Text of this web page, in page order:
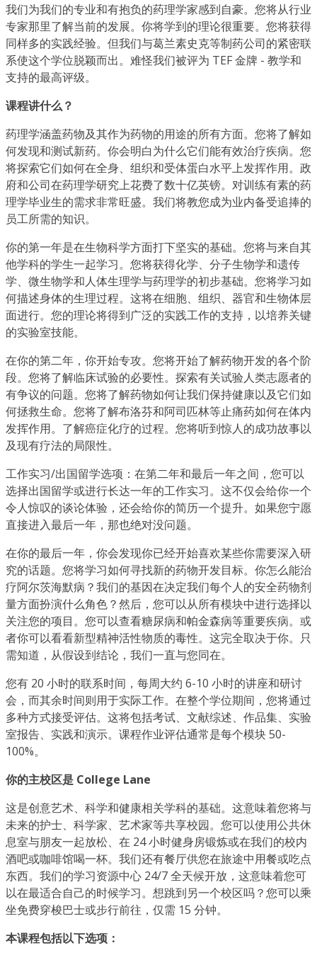
我们为我们的专业和有抱负的药理学家感到自豪。您将从行业
专家那里了解当前的发展。你将学到的理论很重要。您将获得
同样多的实践经验。但我们与葛兰素史克等制药公司的紧密联
系使这个学位脱颖而出。难怪我们被评为 TEF 金牌 - 教学和
支持的最高评级。
课程讲什么？
药理学涵盖药物及其作为药物的用途的所有方面。您将了解如
何发现和测试新药。你会明白为什么它们能有效治疗疾病。您
将探索它们如何在全身、组织和受体蛋白水平上发挥作用。政
府和公司在药理学研究上花费了数十亿英镑。对训练有素的药
理学毕业生的需求非常旺盛。我们将教您成为业内备受追捧的
员工所需的知识。
你的第一年是在生物科学方面打下坚实的基础。您将与来自其
他学科的学生一起学习。您将获得化学、分子生物学和遗传
学、微生物学和人体生理学与药理学的初步基础。您将学习如
何描述身体的生理过程。这将在细胞、组织、器官和生物体层
面进行。您的理论将得到广泛的实践工作的支持，以培养关键
的实验室技能。
在你的第二年，你开始专攻。您将开始了解药物开发的各个阶
段。您将了解临床试验的必要性。探索有关试验人类志愿者的
有争议的问题。您将了解药物如何让我们保持健康以及它们如
何拯救生命。您将了解布洛芬和阿司匹林等止痛药如何在体内
发挥作用。了解癌症化疗的过程。您将听到惊人的成功故事以
及现有疗法的局限性。
工作实习/出国留学选项：在第二年和最后一年之间，您可以
选择出国留学或进行长达一年的工作实习。这不仅会给你一个
令人惊叹的谈论体验，还会给你的简历一个提升。如果您宁愿
直接进入最后一年，那也绝对没问题。
在你的最后一年，你会发现你已经开始喜欢某些你需要深入研
究的话题。您将学习如何寻找新的药物开发目标。你怎么能治
疗阿尔茨海默病？我们的基因在决定我们每个人的安全药物剂
量方面扮演什么角色？然后，您可以从所有模块中进行选择以
关注您的项目。您可以查看糖尿病和帕金森病等重要疾病。或
者你可以看看新型精神活性物质的毒性。这完全取决于你。只
需知道，从假设到结论，我们一直与您同在。
您有 20 小时的联系时间，每周大约 6-10 小时的讲座和研讨
会，而其余时间则用于实际工作。在整个学位期间，您将通过
多种方式接受评估。这将包括考试、文献综述、作品集、实验
室报告、实践和演示。课程作业评估通常是每个模块 50-
100%。
你的主校区是 College Lane
这是创意艺术、科学和健康相关学科的基础。这意味着您将与
未来的护士、科学家、艺术家等共享校园。您可以使用公共休
息室与朋友一起放松、在 24 小时健身房锻炼或在我们的校内
酒吧或咖啡馆喝一杯。我们还有餐厅供您在旅途中用餐或吃点
东西。我们的学习资源中心 24/7 全天候开放，这意味着您可
以在最适合自己的时候学习。想跳到另一个校区吗？您可以乘
坐免费穿梭巴士或步行前往，仅需 15 分钟。
本课程包括以下选项：